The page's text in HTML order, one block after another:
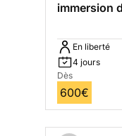
immersion
En liberté
4 jours
Dès
600€